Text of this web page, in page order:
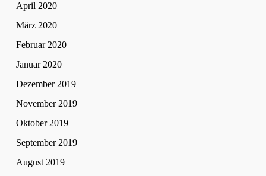
April 2020
März 2020
Februar 2020
Januar 2020
Dezember 2019
November 2019
Oktober 2019
September 2019
August 2019